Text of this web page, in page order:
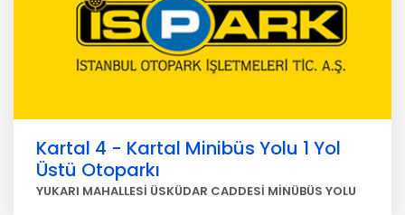
Kartal 4 - Kartal Minibüs Yolu 1 Yol
Üstü Otoparkı
YUKARI MAHALLESİ ÜSKÜDAR CADDESİ MİNÜBÜS YOLU